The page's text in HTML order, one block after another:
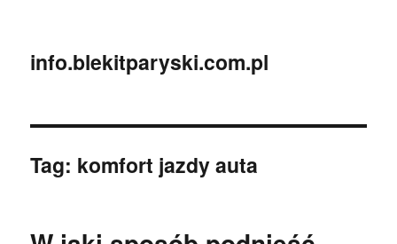
info.blekitparyski.com.pl
Tag: komfort jazdy auta